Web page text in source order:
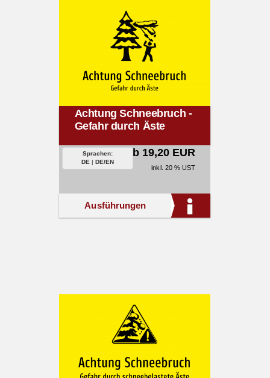
Achtung Schneebruch -
Gefahr durch Äste
Sprachen:
DE | DE/EN
ab 19,20 EUR
inkl. 20 % UST
Ausführungen